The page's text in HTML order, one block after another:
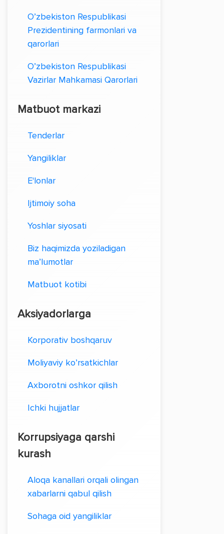
O’zbekiston Respublikasi
Prezidentining farmonlari va
qarorlari
O’zbekiston Respublikasi
Vazirlar Mahkamasi Qarorlari
Matbuot markazi
Tenderlar
Yangiliklar
E'lonlar
Ijtimoiy soha
Yoshlar siyosati
Biz haqimizda yoziladigan
ma’lumotlar
Matbuot kotibi
Aksiyadorlarga
Korporativ boshqaruv
Moliyaviy ko’rsatkichlar
Axborotni oshkor qilish
Ichki hujjatlar
Korrupsiyaga qarshi
kurash
Aloqa kanallari orqali olingan
xabarlarni qabul qilish
Sohaga oid yangiliklar